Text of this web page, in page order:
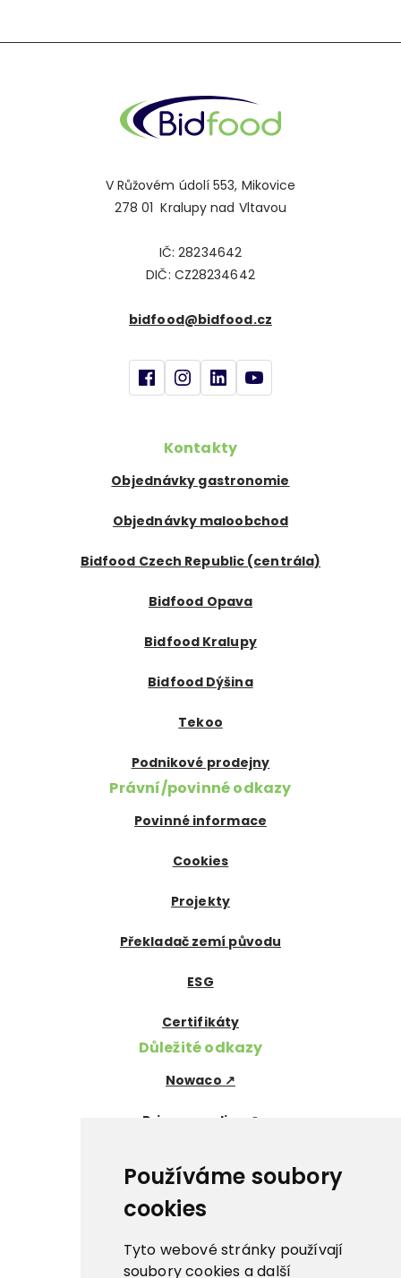
Používáme soubory
cookies
Tyto webové stránky používají
soubory cookies a další
V Růžovém údolí 553, Mikovice
278 01 Kralupy nad Vltavou
IČ: 28234642
DIČ: CZ28234642
bidfood@bidfood.cz
Kontakty
Objednávky gastronomie
Objednávky maloobchod
Bidfood Czech Republic (centrála)
Bidfood Opava
Bidfood Kralupy
Bidfood Dýšina
Tekoo
Podnikové prodejny
Právní/povinné odkazy
Povinné informace
Cookies
Projekty
Překladač zemí původu
ESG
Certifikáty
Důležité odkazy
Nowaco ↗
Prima zmrzlina ↗
La Panna ↗
Nowaco market ↗